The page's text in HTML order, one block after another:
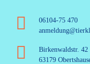
06104-75 470
Birkenwaldstr. 42
63179